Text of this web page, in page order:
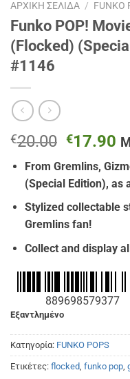
ΑΡΧΙΚΉ ΣΕΛΊΔΑ / FUNKO
Funko POP!
(Flocked)
#1146
€20.00 Original
price
was:
€20.00.
€17.90 Η
From Gremlins,
(Special Edition), as
Stylized collectable
Gremlins fan!
Collect and display
889698579377
Εξαντλημένο
Κατηγορία: FUNKO POPS
Ετικέτες: flocked funko pop